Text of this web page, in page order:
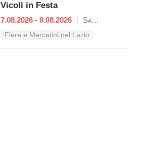
Vicoli in Festa
7.08.2026 - 9.08.2026 | Sant'Oreste
Fiere e Mercatini nel Lazio